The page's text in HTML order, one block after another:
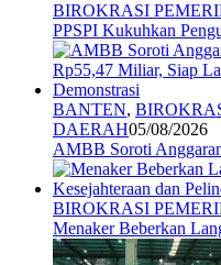
BIROKRASI
PPSPI Kukuhkan
BANTEN,
DAERAH05/08/2026
AMBB Soroti
BIROKRASI
Menaker Beberkan